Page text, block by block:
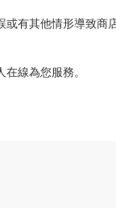
有其他情形導致
線為您服務。